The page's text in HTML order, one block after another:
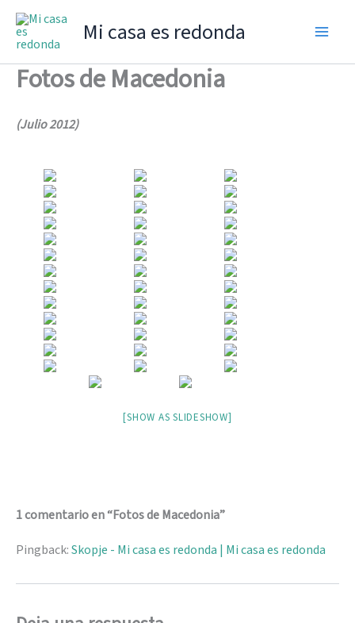
Mi casa es redonda
Fotos de Macedonia
(Julio 2012)
[SHOW AS SLIDESHOW]
1 comentario en “Fotos de Macedonia”
Pingback:Skopje - Mi casa es redonda | Mi casa es redonda